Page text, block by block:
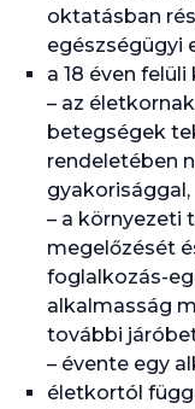
oktatásban
egészségügyi
a 18 éven
– az
betegségek
rendeletében
gyakorisággal,
– a környezeti
megelőzését
foglalkozás-
alkalmasság
további
– évente egy
életkortól